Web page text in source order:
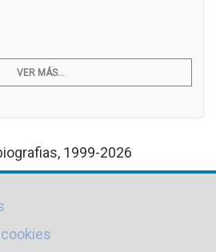
VER MÁS...
1999-2026